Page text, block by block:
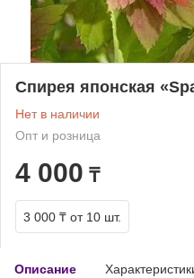
Спирея японская
Нет в наличии
Опт и розница
4 000 ₸
3 000 ₸ от 10 шт.
Описание